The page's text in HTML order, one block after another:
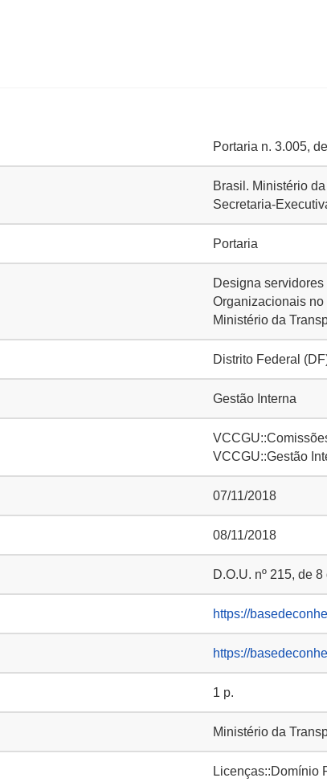
Portaria n. 3.005,
Brasil. Ministério
Secretaria-
Portaria
Designa
Organizacionais
Ministério da
Distrito Federal
Gestão Interna
VCCGU::Gestão
07/11/2018
08/11/2018
D.O.U. nº 215, de
https://
https://
1 p.
Ministério da
Licenças::Domínio